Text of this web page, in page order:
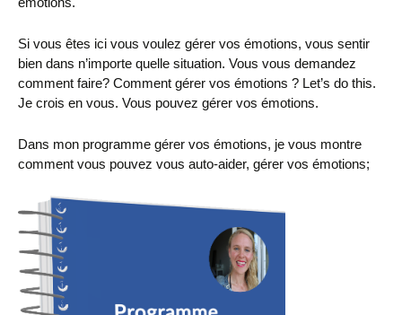
Si vous êtes ici vous voulez gérer vos émotions, vous sentir
bien dans n’importe quelle situation. Vous vous demandez
comment faire? Comment gérer vos émotions ? Let’s do this.
Je crois en vous. Vous pouvez gérer vos émotions.
Dans mon programme gérer vos émotions, je vous montre
comment vous pouvez vous auto-aider, gérer vos émotions;